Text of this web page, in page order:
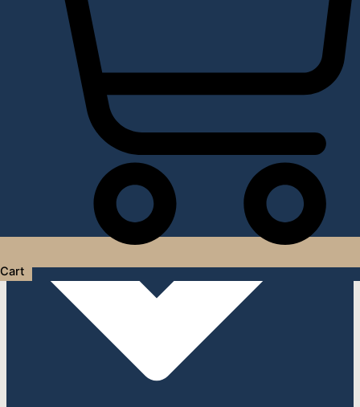
Cart
Услуги дизайнера интерьера